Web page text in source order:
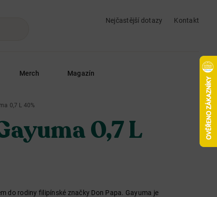
Nejčastější dotazy
Kontakt
Merch Magazín
0,7 L 40%
0,7 L
do rodiny filipínské značky Don Papa. Gayuma je